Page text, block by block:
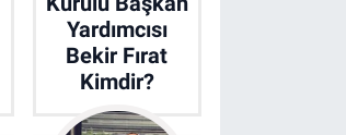
Yardımcısı
Bekir Fırat
Kimdir?